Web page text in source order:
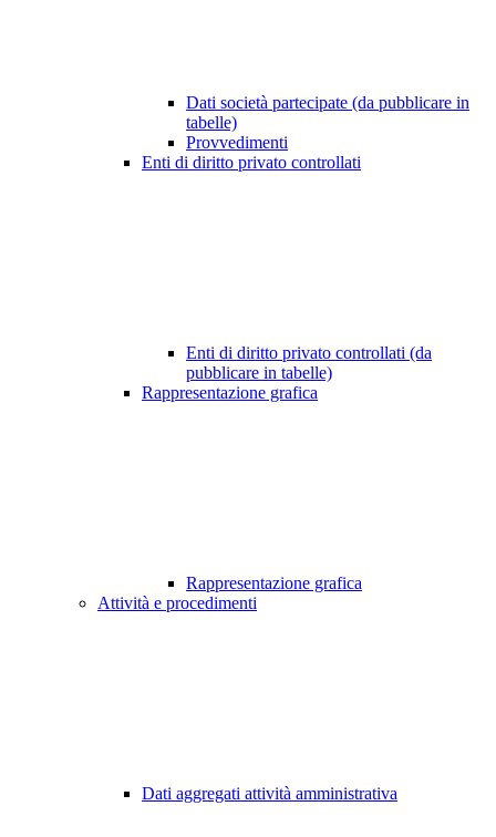
Dati società partecipate (da pubblicare in
tabelle)
Provvedimenti
Enti di diritto privato controllati
Enti di diritto privato controllati (da
pubblicare in tabelle)
Rappresentazione grafica
Rappresentazione grafica
Attività e procedimenti
Dati aggregati attività amministrativa